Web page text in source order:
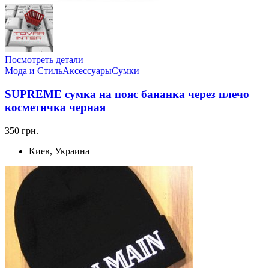
Посмотреть детали
Мода и СтильАксессуарыСумки
SUPREME сумка на пояс бананка через плечо
косметичка черная
350 грн.
Киев, Украина